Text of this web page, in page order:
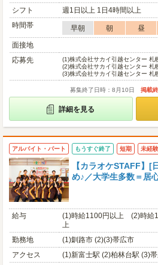
シフト
週1日以上 1日4時間以上
時間帯
早朝 朝 昼
面接地
応募先
(1)株式会社サカイ引越センター 札
(2)株式会社サカイ引越センター 札
(3)株式会社サカイ引越センター 札
募集終了日時：8月10日 掲載
詳細を見る
アルバイト・パート もうすぐ終了 短期 未経
【カラオケSTAFF】[
め♪／大学生多数＝
給与
(1)時給1100円以上 (2)時給
上
勤務地
(1)釧路市 (2)(3)帯広市
アクセス
(1)新富士駅 (2)柏林台駅 (3)